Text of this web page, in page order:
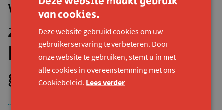
worden benaderd vanuit
zorg en niet vanuit
kansen. Wij worden
gezien als “kwetsbaar”.
Jef Dolfyn, deelnemer Brake-Out Antwerpen
van cookies.
Deze website gebruikt cookies om uw
gebruikerservaring te verbeteren. Door
onze website te gebruiken, stemt u in met
alle cookies in overeenstemming met ons
Cookiebeleid. Lees verder